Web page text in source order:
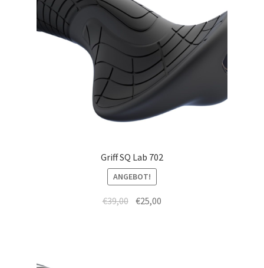
Griff SQ Lab 702
ANGEBOT!
€39,00 €25,00